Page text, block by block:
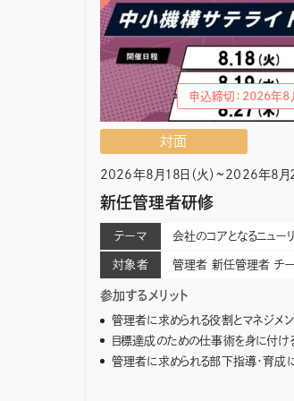
申込締切：2026年8
対面
2026年8月18日（火）~2026年8月
新任管理者研修
テーマ 会社のコアとなるニュー
対象者 管理者 新任管理者 チー
参加するメリット
管理者に求められる役割とマネジメントの原
目標達成のための仕事術を身に付ける
管理者に求められる部下指導・育成